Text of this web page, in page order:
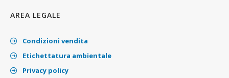
AREA LEGALE
Condizioni vendita
Etichettatura ambientale
Privacy policy